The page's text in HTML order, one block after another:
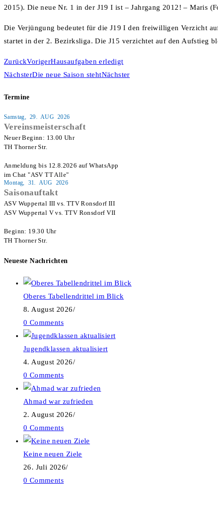
2015). Die neue Nr. 1 in der J19 I ist – Jahrgang 2012! – Maris
Die Verjüngung bedeutet für die J19 I den freiwilligen Verzicht
startet in der 2. Bezirksliga. Die J15 verzichtet auf den Aufstieg
ZurückVorigerHausaufgaben erledigt
NächsterDie neue Saison stehtNächster
Termine
Samstag, 29. AUG 2026
Vereinsmeisterschaft
Neuer Beginn: 13.00 Uhr
TH Thorner Str.
Anmeldung bis 12.8.2026 auf WhatsApp
im Chat "ASV TT Alle"
Montag, 31. AUG 2026
Saisonauftakt
ASV Wuppertal III vs. TTV Ronsdorf III
ASV Wuppertal V vs. TTV Ronsdorf VII
Beginn: 19.30 Uhr
TH Thorner Str.
Neueste Nachrichten
Oberes Tabellendrittel im Blick
8. August 2026/
0 Comments
Jugendklassen aktualisiert
4. August 2026/
0 Comments
Ahmad war zufrieden
2. August 2026/
0 Comments
Keine neuen Ziele
26. Juli 2026/
0 Comments